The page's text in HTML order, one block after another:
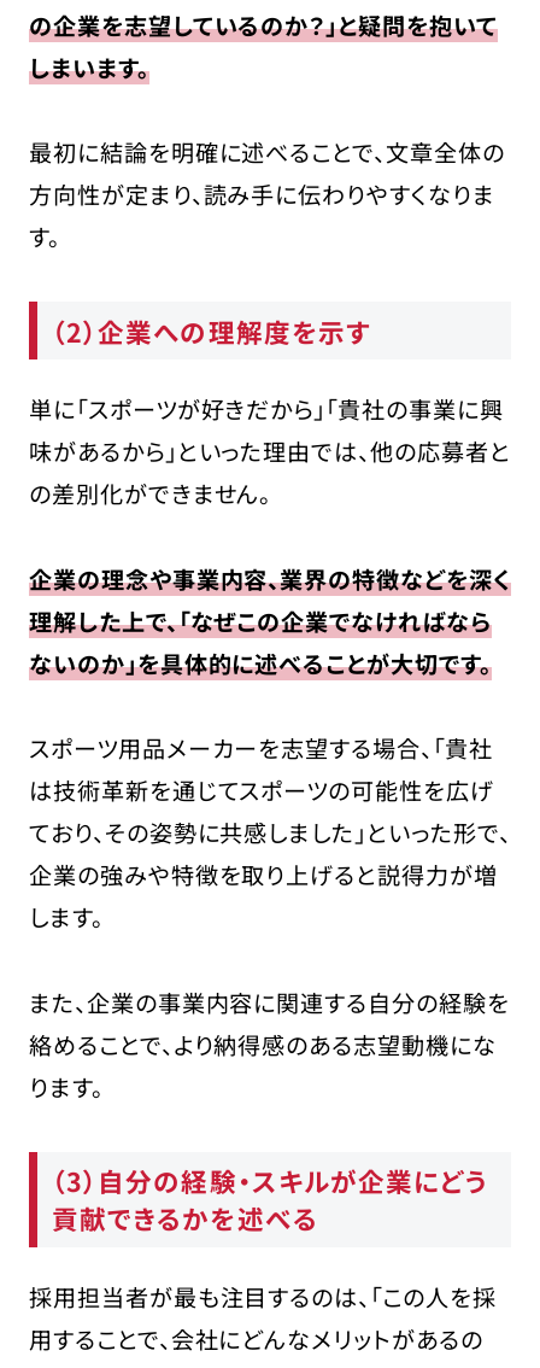
の企業を志望しているのか？」と疑問を抱いて
しまいます。
最初に結論を明確に述べることで、文章全体の
方向性が定まり、読み手に伝わりやすくなりま
す。
（2）企業への理解度を示す
単に「スポーツが好きだから」「貴社の事業に興
味があるから」といった理由では、他の応募者と
の差別化ができません。
企業の理念や事業内容、業界の特徴などを深く
理解した上で、「なぜこの企業でなければなら
ないのか」を具体的に述べることが大切です。
スポーツ用品メーカーを志望する場合、「貴社
は技術革新を通じてスポーツの可能性を広げ
ており、その姿勢に共感しました」といった形で、
企業の強みや特徴を取り上げると説得力が増
します。
また、企業の事業内容に関連する自分の経験を
絡めることで、より納得感のある志望動機にな
ります。
（3）自分の経験・スキルが企業にどう
貢献できるかを述べる
採用担当者が最も注目するのは、「この人を採
用することで、会社にどんなメリットがあるの